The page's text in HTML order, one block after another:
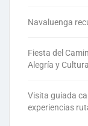
Navaluenga
Fiesta del
Alegría y
Visita guiada
experiencias